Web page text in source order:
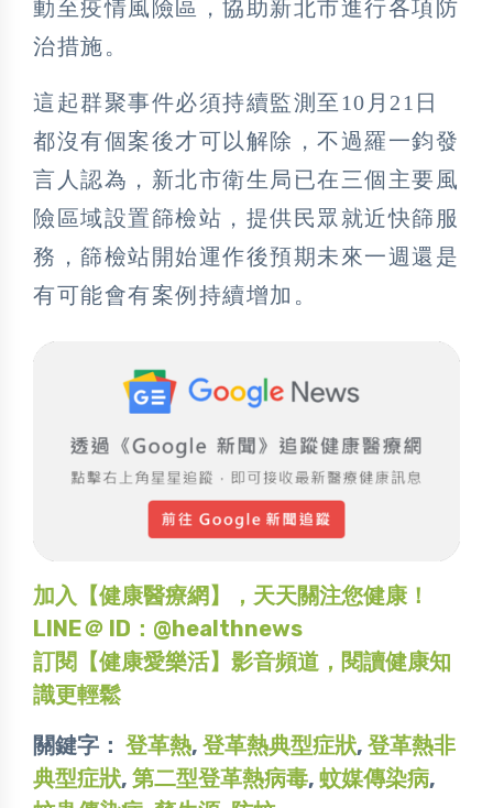
動至疫情風險區，協助新北市進行各項防
治措施。
這起群聚事件必須持續監測至10月21日
都沒有個案後才可以解除，不過羅一鈞發
言人認為，新北市衛生局已在三個主要風
險區域設置篩檢站，提供民眾就近快篩服
務，篩檢站開始運作後預期未來一週還是
有可能會有案例持續增加。
加入【健康醫療網】，天天關注您健康！
LINE＠ ID：@healthnews
訂閱【健康愛樂活】影音頻道，閱讀健康知
識更輕鬆
關鍵字： 登革熱, 登革熱典型症狀, 登革熱非
典型症狀, 第二型登革熱病毒, 蚊媒傳染病,